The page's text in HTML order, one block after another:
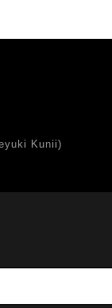
Kunii)